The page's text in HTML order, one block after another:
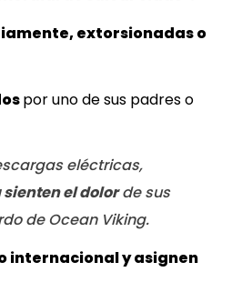
extorsionadas o
por uno de sus padres o
eléctricas,
el dolorde sus
de Ocean Viking.
internacional y asignen